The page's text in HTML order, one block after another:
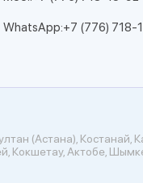
WhatsApp:+7 (776) 718-
(Астана), Костанай,
Кокшетау, Актобе,